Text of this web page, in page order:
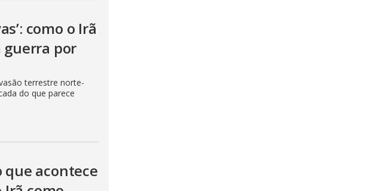
como o Irã
guerra por
terrestre norte-
do que parece
que acontece